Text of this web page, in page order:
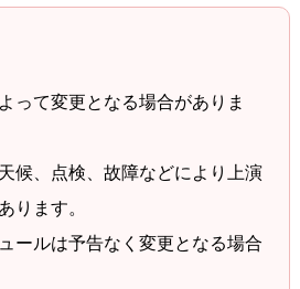
って変更となる場合がありま
候、点検、故障などにより上演
ります。
ールは予告なく変更となる場合